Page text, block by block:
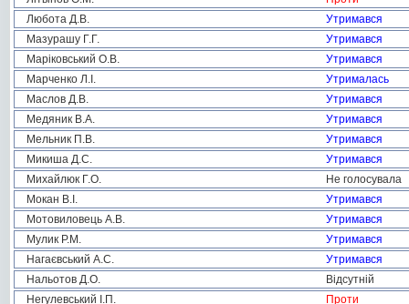
Любота Д.В.
Утримався
Мазурашу Г.Г.
Утримався
Маріковський О.В.
Утримався
Марченко Л.І.
Утрималась
Маслов Д.В.
Утримався
Медяник В.А.
Утримався
Мельник П.В.
Утримався
Микиша Д.С.
Утримався
Михайлюк Г.О.
Не голосувала
Мокан В.І.
Утримався
Мотовиловець А.В.
Утримався
Мулик Р.М.
Утримався
Нагаєвський А.С.
Утримався
Нальотов Д.О.
Відсутній
Негулевський І.П.
Проти